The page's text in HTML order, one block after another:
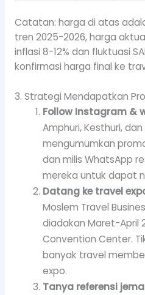
Catatan: harga di atas
tren 2025-2026, harga
inflasi 8-12% dan fluktuasi
konfirmasi harga final ke
3. Strategi Mendapatkan
Follow Instagram &
Amphuri, Kesthuri, dan
mengumumkan
dan milis WhatsApp
mereka untuk dapat
Datang ke travel
Moslem Travel
diadakan Maret-April
Convention Center.
banyak travel
expo.
Tanya referensi